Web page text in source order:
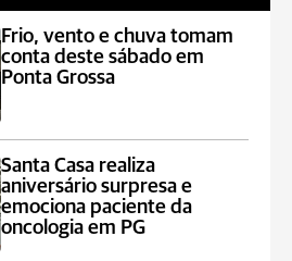
Frio, vento e chuva tomam
conta deste sábado em
Ponta Grossa
Santa Casa realiza
aniversário surpresa e
emociona paciente da
oncologia em PG